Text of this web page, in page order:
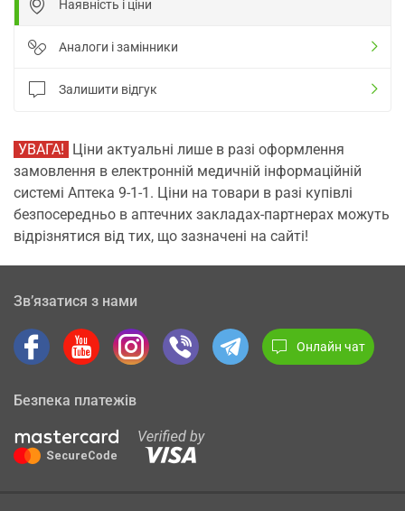
Наявність і ціни
Аналоги і замінники
Залишити відгук
УВАГА! Ціни актуальні лише в разі оформлення
замовлення в електронній медичній інформаційній
системі Аптека 9-1-1. Ціни на товари в разі купівлі
безпосередньо в аптечних закладах-партнерах можуть
відрізнятися від тих, що зазначені на сайті!
Зв’язатися з нами
Онлайн чат
Безпека платежів